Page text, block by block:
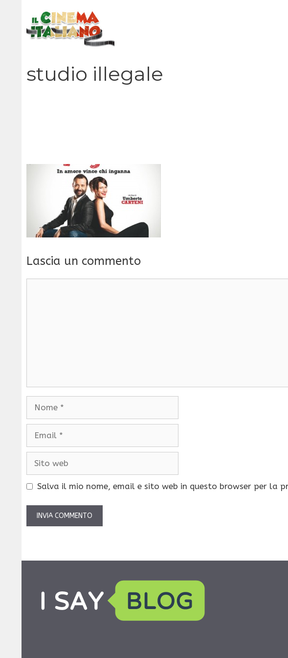
contenuto
studio illegale
Lascia un commento
Salva il mio nome, email e sito web in questo browser per la